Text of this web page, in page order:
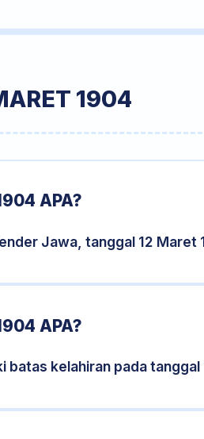
1904
APA?
Jawa, tanggal 12
APA?
batas kelahiran pada